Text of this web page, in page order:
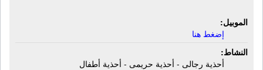
الموبيل:
إضغط هنا
النشاط:
أحذية رجالى - أحذية حريمى - أحذية أطفال